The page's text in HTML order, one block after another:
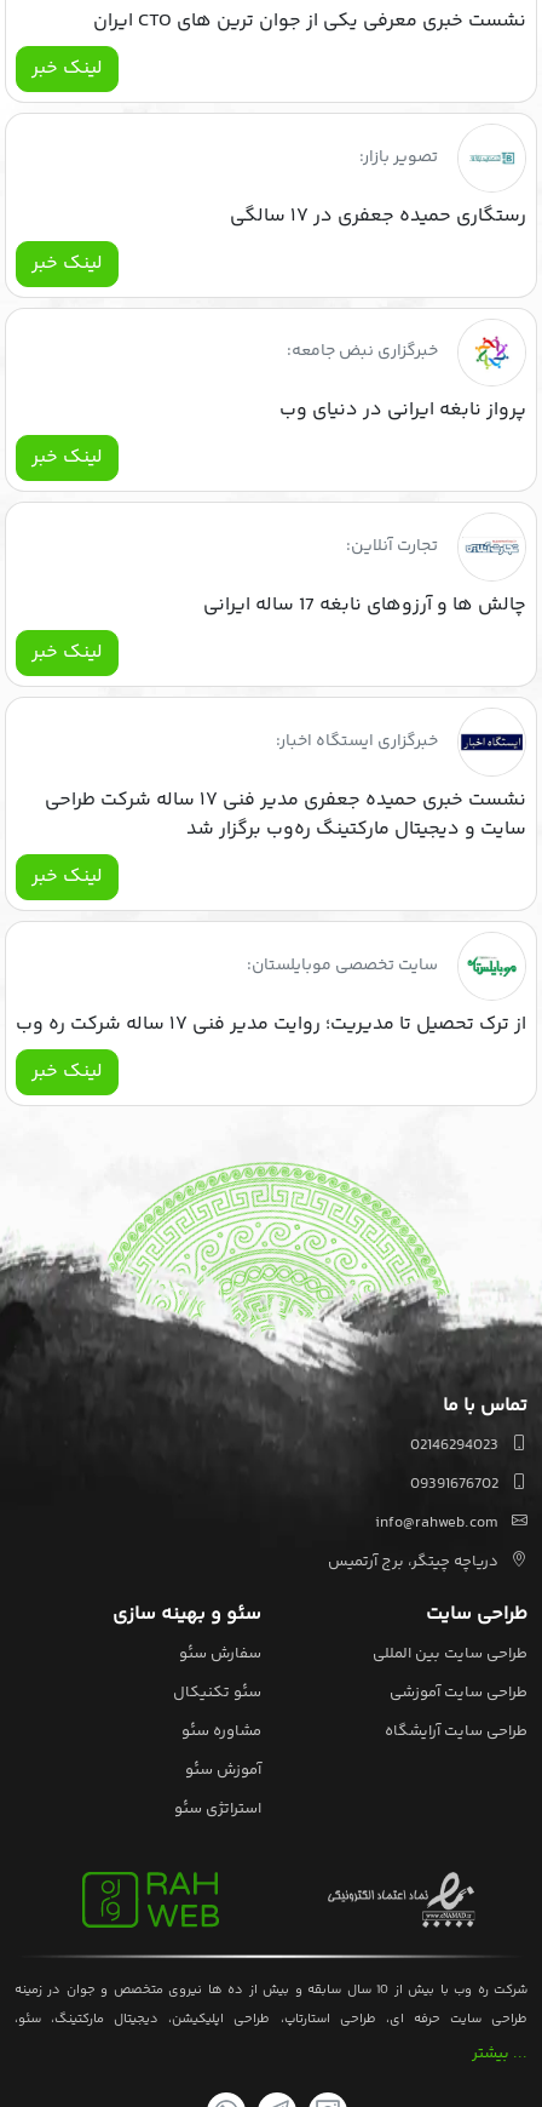
نشست خبری معرفی یکی از جوان ترین های CTO ایران
لینک خبر
تصویر بازار:
رستگاری حمیده جعفری در ۱۷ سالگی
لینک خبر
خبرگزاری نبض جامعه:
پرواز نابغه ایرانی در دنیای وب
لینک خبر
تجارت آنلاین:
چالش ها و آرزوهای نابغه 17 ساله ایرانی
لینک خبر
خبرگزاری ایستگاه اخبار:
نشست خبری حمیده جعفری مدیر فنی ۱۷ ساله شرکت طراحی
سایت و دیجیتال مارکتینگ ره‌وب برگزار شد
لینک خبر
سایت تخصصی موبایلستان:
از ترک تحصیل تا مدیریت؛ روایت مدیر فنی ۱۷ ساله شرکت ره وب
لینک خبر
تماس با ما
دریاچه چیتگر، برج آرتمیس
طراحی سایت
طراحی سایت بین المللی
طراحی سایت آموزشی
طراحی سایت آرایشگاه
سئو و بهینه سازی
سفارش سئو
سئو تکنیکال
مشاوره سئو
آموزش سئو
استراتژی سئو
شرکت ره وب با بیش از 10 سال سابقه و بیش از ده ها نیروی متخصص و جوان در زمینه
طراحی سایت حرفه ای، طراحی استارتاپ، طراحی اپلیکیشن، دیجیتال مارکتینگ، سئو،
فیلمبرداری و عکاسی تبلیغاتی همواره در تلاش است تا دست در دست مشتریانش آن ها را در
... بیشتر